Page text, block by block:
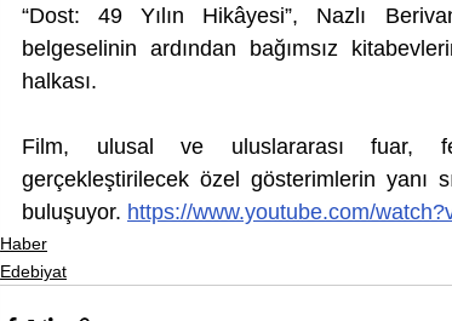
“Dost: 49 Yılın Hikâyesi”, Nazlı
belgeselinin ardından bağımsız
halkası.
Film, ulusal ve uluslararası fuar,
gerçekleştirilecek özel gösterimlerin yanı
buluşuyor. https://www.youtube.com/
Haber
Edebiyat